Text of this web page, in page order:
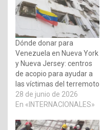
Dónde donar para
Venezuela en Nueva York
y Nueva Jersey: centros
de acopio para ayudar a
las víctimas del terremoto
28 de junio de 2026
En «INTERNACIONALES»